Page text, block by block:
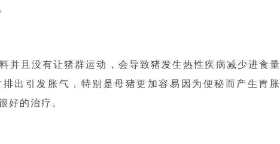
并且没有让猪群运动，会导致猪发生热性疾病减少进食量
出引发胀气，特别是母猪更加容易因为便秘而产生胃胀
好的治疗。